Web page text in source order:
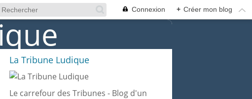
Connexion + Créer mon blog
La Tribune Ludique
Le carrefour des Tribunes - Blog d'un